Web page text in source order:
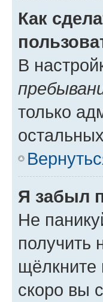
Как
В
только
Я забыл
Не
получить
щёлкните
скоро вы